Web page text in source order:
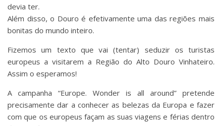
devia ter.
Além disso, o Douro é efetivamente uma das regiões mais
bonitas do mundo inteiro.
Fizemos um texto que vai (tentar) seduzir os turistas
europeus a visitarem a Região do Alto Douro Vinhateiro.
Assim o esperamos!
A campanha “Europe. Wonder is all around” pretende
precisamente dar a conhecer as belezas da Europa e fazer
com que os europeus façam as suas viagens e férias dentro